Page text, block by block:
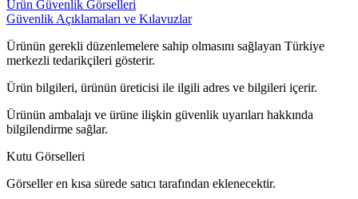
Ürün Güvenlik Görselleri
Güvenlik Açıklamaları ve Kılavuzlar
Ürünün gerekli düzenlemelere sahip olmasını sağlayan Türkiye
merkezli tedarikçileri gösterir.
Ürün bilgileri, ürünün üreticisi ile ilgili adres ve bilgileri içerir.
Ürünün ambalajı ve ürüne ilişkin güvenlik uyarıları hakkında
bilgilendirme sağlar.
Kutu Görselleri
Görseller en kısa sürede satıcı tarafından eklenecektir.